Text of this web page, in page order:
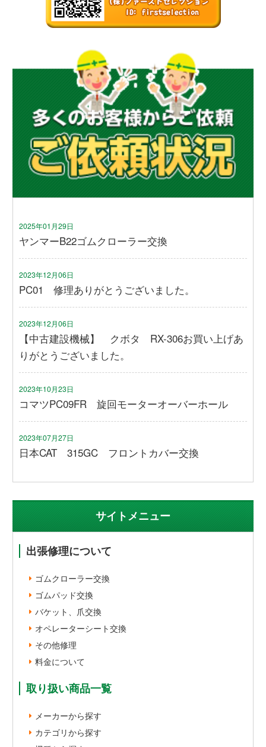
2025年01月29日
ヤンマーB22ゴムクローラー交換
2023年12月06日
PC01 修理ありがとうございました。
2023年12月06日
【中古建設機械】 クボタ RX-306お買い上げあ
りがとうございました。
2023年10月23日
コマツPC09FR 旋回モーターオーバーホール
2023年07月27日
日本CAT 315GC フロントカバー交換
サイトメニュー
出張修理について
ゴムクローラー交換
ゴムパッド交換
バケット、爪交換
オペレーターシート交換
その他修理
料金について
取り扱い商品一覧
メーカーから探す
カテゴリから探す